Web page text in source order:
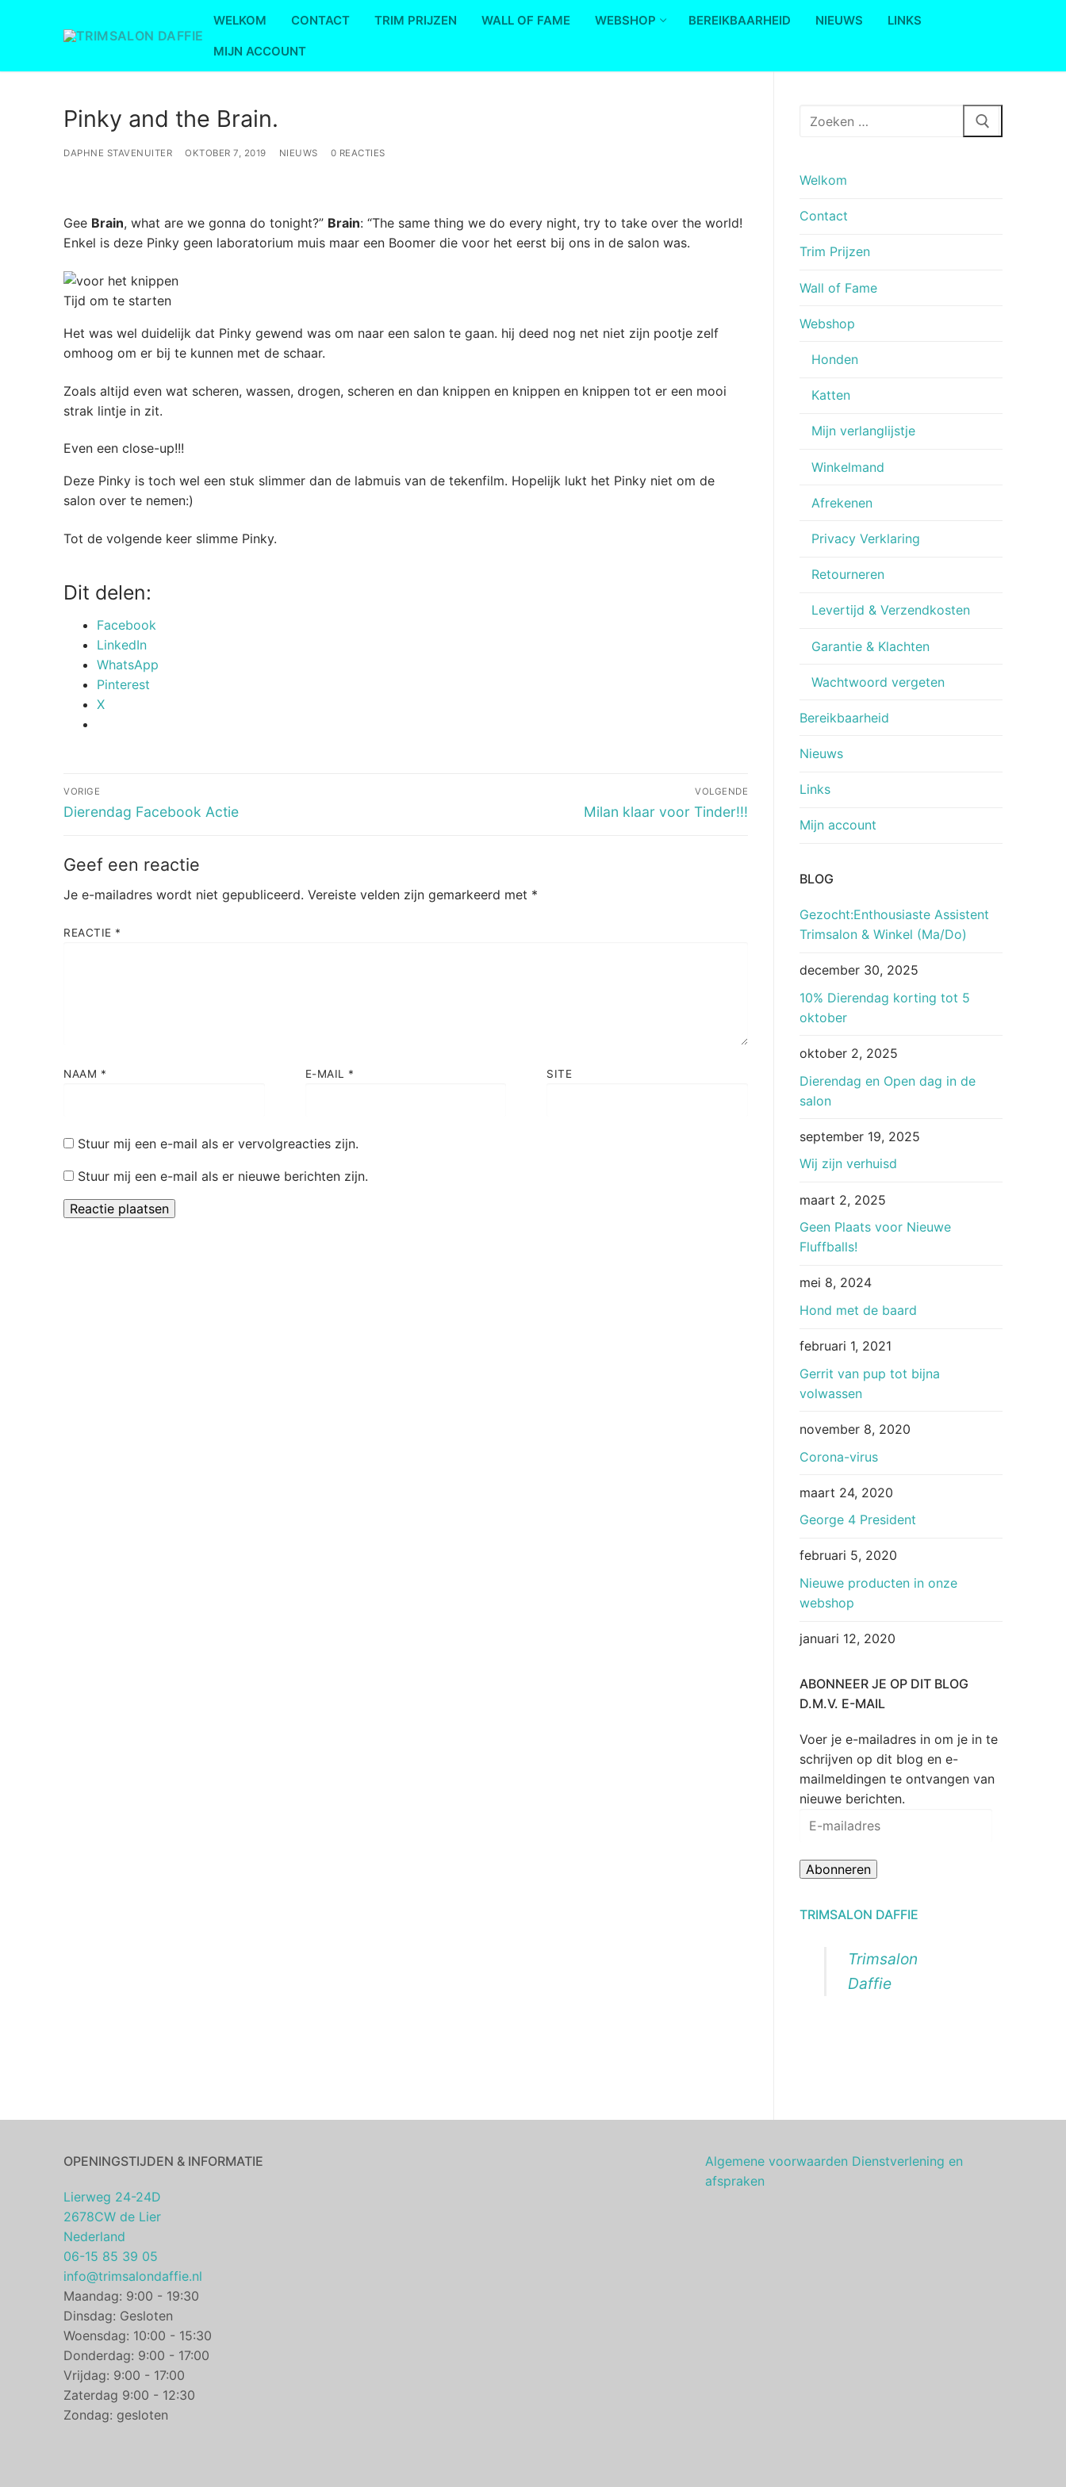
inhoud
WELKOM CONTACT TRIM PRIJZEN WALL OF FAME WEBSHOP BEREIKBAARHEID NIEUWS LINKS
MIJN ACCOUNT
Pinky and the Brain.
DAPHNE STAVENUITER OKTOBER 7, 2019 NIEUWS 0 REACTIES
Gee Brain, what are we gonna do tonight?” Brain: “The same thing we do every night, try to take over the world!
Enkel is deze Pinky geen laboratorium muis maar een Boomer die voor het eerst bij ons in de salon was.
Tijd om te starten
Het was wel duidelijk dat Pinky gewend was om naar een salon te gaan. hij deed nog net niet zijn pootje zelf
omhoog om er bij te kunnen met de schaar.
Zoals altijd even wat scheren, wassen, drogen, scheren en dan knippen en knippen en knippen tot er een mooi
strak lintje in zit.
Even een close-up!!!
Deze Pinky is toch wel een stuk slimmer dan de labmuis van de tekenfilm. Hopelijk lukt het Pinky niet om de
salon over te nemen:)
Tot de volgende keer slimme Pinky.
Dit delen:
Facebook
LinkedIn
WhatsApp
Pinterest
X
Bericht
navigatie
VORIGE
Vorig
Dierendag Facebook Actie
VOLGENDE
Volgend
Milan klaar voor Tinder!!!
Geef een reactie
Je e-mailadres wordt niet gepubliceerd. Vereiste velden zijn gemarkeerd met *
REACTIE *
NAAM * E-MAIL * SITE
Stuur mij een e-mail als er vervolgreacties zijn.
Stuur mij een e-mail als er nieuwe berichten zijn.
Zoeken
Welkom
Contact
Trim Prijzen
Wall of Fame
Webshop
Honden
Katten
Mijn verlanglijstje
Winkelmand
Afrekenen
Privacy Verklaring
Retourneren
Levertijd & Verzendkosten
Garantie & Klachten
Wachtwoord vergeten
Bereikbaarheid
Nieuws
Links
Mijn account
BLOG
Gezocht:Enthousiaste Assistent
Trimsalon & Winkel (Ma/Do)
december 30, 2025
10% Dierendag korting tot 5
oktober
oktober 2, 2025
Dierendag en Open dag in de
salon
september 19, 2025
Wij zijn verhuisd
maart 2, 2025
Geen Plaats voor Nieuwe
Fluffballs!
mei 8, 2024
Hond met de baard
februari 1, 2021
Gerrit van pup tot bijna
volwassen
november 8, 2020
Corona-virus
maart 24, 2020
George 4 President
februari 5, 2020
Nieuwe producten in onze
webshop
januari 12, 2020
ABONNEER JE OP DIT BLOG
D.M.V. E-MAIL
Voer je e-mailadres in om je in te
schrijven op dit blog en e-
mailmeldingen te ontvangen van
nieuwe berichten.
E-
Abonneren
TRIMSALON DAFFIE
Trimsalon
Daffie
OPENINGSTIJDEN & INFORMATIE
Lierweg 24-24D
2678CW de Lier
Nederland
06-15 85 39 05
info@trimsalondaffie.nl
Maandag: 9:00 - 19:30
Dinsdag: Gesloten
Woensdag: 10:00 - 15:30
Donderdag: 9:00 - 17:00
Vrijdag: 9:00 - 17:00
Zaterdag 9:00 - 12:30
Zondag: gesloten
Algemene voorwaarden Dienstverlening en
afspraken